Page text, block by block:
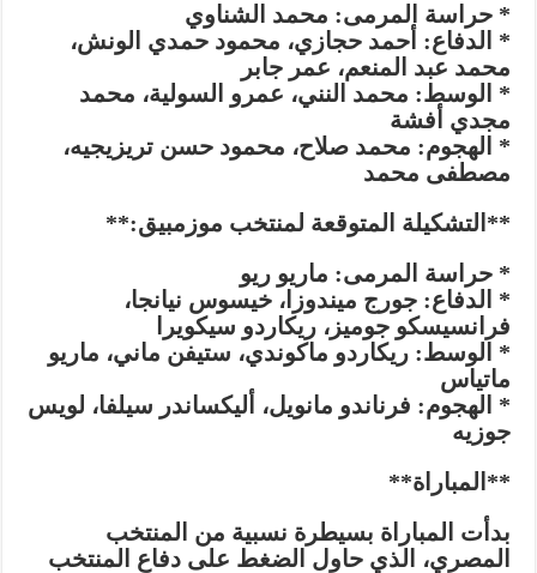
* حراسة المرمى: محمد الشناوي
* الدفاع: أحمد حجازي، محمود حمدي الونش،
محمد عبد المنعم، عمر جابر
* الوسط: محمد النني، عمرو السولية، محمد
مجدي أفشة
* الهجوم: محمد صلاح، محمود حسن تريزيجيه،
مصطفى محمد
**التشكيلة المتوقعة لمنتخب موزمبيق:**
* حراسة المرمى: ماريو ريو
* الدفاع: جورج ميندوزا، خيسوس نيانجا،
فرانسيسكو جوميز، ريكاردو سيكويرا
* الوسط: ريكاردو ماكوندي، ستيفن ماني، ماريو
ماتياس
* الهجوم: فرناندو مانويل، أليكساندر سيلفا، لويس
جوزيه
**المباراة**
بدأت المباراة بسيطرة نسبية من المنتخب
المصري، الذي حاول الضغط على دفاع المنتخب